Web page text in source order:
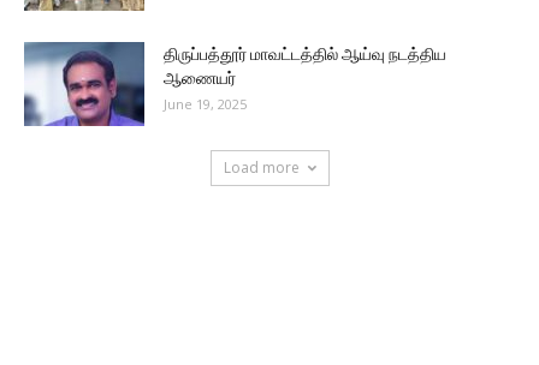
திருப்பத்தூர் மாவட்டத்தில் ஆய்வு நடத்திய
ஆணையர்
June 19, 2025
Load more